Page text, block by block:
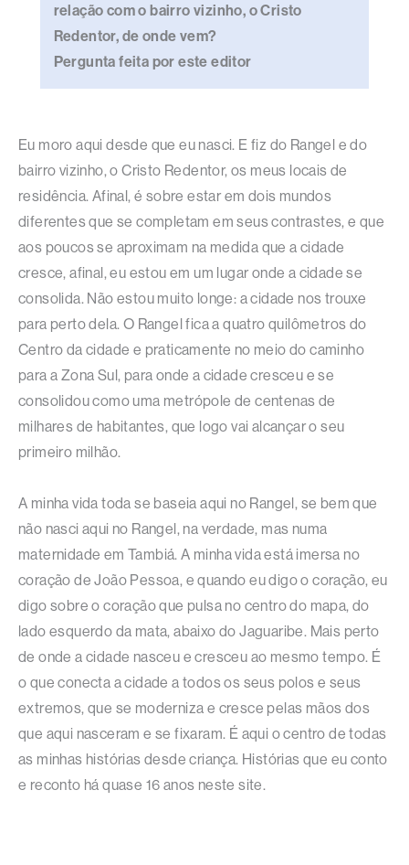
relação com o bairro vizinho, o Cristo
Redentor, de onde vem?
Pergunta feita por este editor
Eu moro aqui desde que eu nasci. E fiz do Rangel e do
bairro vizinho, o Cristo Redentor, os meus locais de
residência. Afinal, é sobre estar em dois mundos
diferentes que se completam em seus contrastes, e que
aos poucos se aproximam na medida que a cidade
cresce, afinal, eu estou em um lugar onde a cidade se
consolida. Não estou muito longe: a cidade nos trouxe
para perto dela. O Rangel fica a quatro quilômetros do
Centro da cidade e praticamente no meio do caminho
para a Zona Sul, para onde a cidade cresceu e se
consolidou como uma metrópole de centenas de
milhares de habitantes, que logo vai alcançar o seu
primeiro milhão.
A minha vida toda se baseia aqui no Rangel, se bem que
não nasci aqui no Rangel, na verdade, mas numa
maternidade em Tambiá. A minha vida está imersa no
coração de João Pessoa, e quando eu digo o coração, eu
digo sobre o coração que pulsa no centro do mapa, do
lado esquerdo da mata, abaixo do Jaguaribe. Mais perto
de onde a cidade nasceu e cresceu ao mesmo tempo. É
o que conecta a cidade a todos os seus polos e seus
extremos, que se moderniza e cresce pelas mãos dos
que aqui nasceram e se fixaram. É aqui o centro de todas
as minhas histórias desde criança. Histórias que eu conto
e reconto há quase 16 anos neste site.